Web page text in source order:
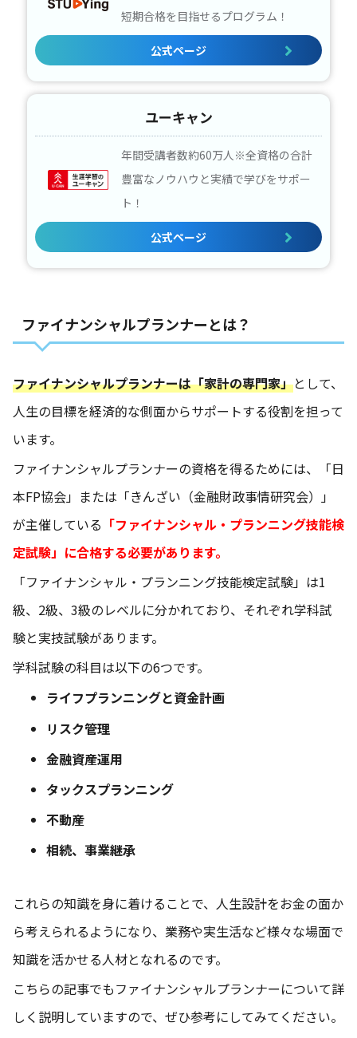
短期合格を目指せるプログラム！
公式ページ
ユーキャン
年間受講者数約60万人※全資格の合計
豊富なノウハウと実績で学びをサポー
ト！
公式ページ
ファイナンシャルプランナーとは？
ファイナンシャルプランナーは「家計の専門家」として、
人生の目標を経済的な側面からサポートする役割を担って
います。
ファイナンシャルプランナーの資格を得るためには、「日
本FP協会」または「きんざい（金融財政事情研究会）」
が主催している 「ファイナンシャル・プランニング技能検
定試験」に合格する必要があります。
「ファイナンシャル・プランニング技能検定試験」は1
級、2級、3級のレベルに分かれており、それぞれ学科試
験と実技試験があります。
学科試験の科目は以下の6つです。
ライフプランニングと資金計画
リスク管理
金融資産運用
タックスプランニング
不動産
相続、事業継承
これらの知識を身に着けることで、人生設計をお金の面か
ら考えられるようになり、業務や実生活など様々な場面で
知識を活かせる人材となれるのです。
こちらの記事でもファイナンシャルプランナーについて詳
しく説明していますので、ぜひ参考にしてみてください。